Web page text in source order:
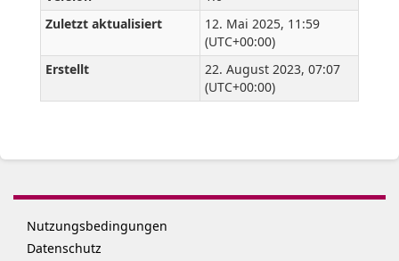
Zuletzt aktualisiert
12. Mai 2025, 11:59
(UTC+00:00)
Erstellt
22. August 2023, 07:07
(UTC+00:00)
Nutzungsbedingungen
Datenschutz